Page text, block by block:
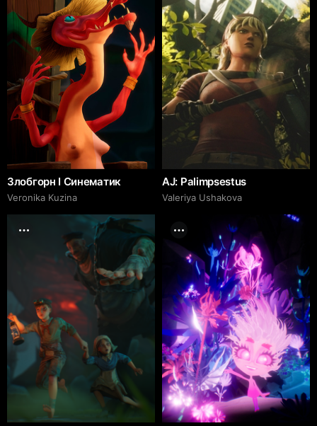
Злобгорн I Синематик
Veronika Kuzina
AJ: Palimpsestus
Valeriya Ushakova